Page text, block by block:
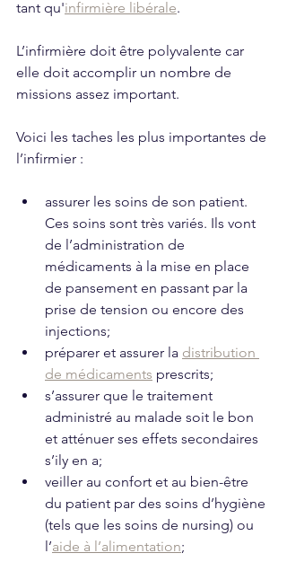
tant qu'infirmière libérale.
L’infirmière doit être polyvalente car
elle doit accomplir un nombre de
missions assez important.
Voici les taches les plus importantes de
l’infirmier :
assurer les soins de son patient.
Ces soins sont très variés. Ils vont
de l’administration de
médicaments à la mise en place
de pansement en passant par la
prise de tension ou encore des
injections;
préparer et assurer la distribution
de médicaments prescrits;
s’assurer que le traitement
administré au malade soit le bon
et atténuer ses effets secondaires
s’ily en a;
veiller au confort et au bien-être
du patient par des soins d’hygiène
(tels que les soins de nursing) ou
l’aide à l’alimentation;